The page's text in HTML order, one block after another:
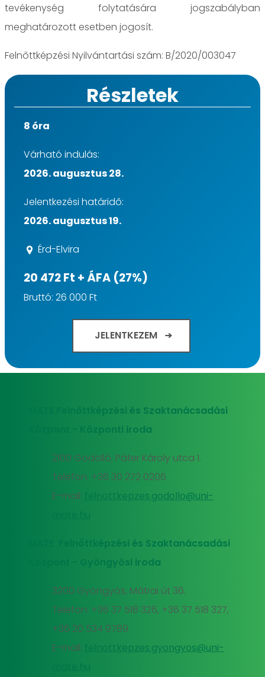
tevékenység folytatására jogszabályban
meghatározott esetben jogosít.
Felnőttképzési Nyilvántartási szám: B/2020/003047
Részletek
8 óra
Várható indulás:
2026. augusztus 28.
Jelentkezési határidő:
2026. augusztus 19.
Érd-Elvira
20 472 Ft + ÁFA (27%)
Bruttó: 26 000 Ft
JELENTKEZEM
MATE Felnőttképzési és Szaktanácsadási
Központ - Központi iroda
2100 Gödöllő, Páter Károly utca 1.
Telefon: +36 30 272 0206
E-mail:
felnottkepzes.godollo@uni-
MATE Felnőttképzési és Szaktanácsadási
Központ - Gyöngyösi iroda
3200 Gyöngyös, Mátrai út 36.
Telefon: +36 37 518 326, +36 37 518 327,
+36 20 534 9789
E-mail:
felnottkepzes.gyongyos@uni-